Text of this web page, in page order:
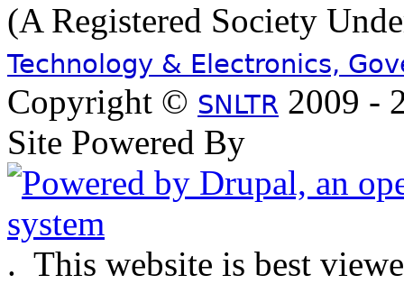
(A Registered Society
Technology & Electronics,
Copyright © SNLTR 2009 -
Site Powered By
. This website is best